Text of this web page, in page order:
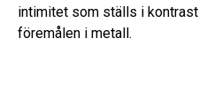
intimitet som ställs i
föremålen i metall.